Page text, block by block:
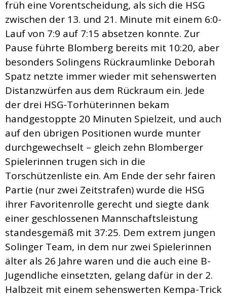
früh eine Vorentscheidung, als sich die HSG
zwischen der 13. und 21. Minute mit einem 6:0-
Lauf von 7:9 auf 7:15 absetzen konnte. Zur
Pause führte Blomberg bereits mit 10:20, aber
besonders Solingens Rückraumlinke Deborah
Spatz netzte immer wieder mit sehenswerten
Distanzwürfen aus dem Rückraum ein. Jede
der drei HSG-Torhüterinnen bekam
handgestoppte 20 Minuten Spielzeit, und auch
auf den übrigen Positionen wurde munter
durchgewechselt – gleich zehn Blomberger
Spielerinnen trugen sich in die
Torschützenliste ein. Am Ende der sehr fairen
Partie (nur zwei Zeitstrafen) wurde die HSG
ihrer Favoritenrolle gerecht und siegte dank
einer geschlossenen Mannschaftsleistung
standesgemäß mit 37:25. Dem extrem jungen
Solinger Team, in dem nur zwei Spielerinnen
älter als 26 Jahre waren und die auch eine B-
Jugendliche einsetzten, gelang dafür in der 2.
Halbzeit mit einem sehenswerten Kempa-Trick